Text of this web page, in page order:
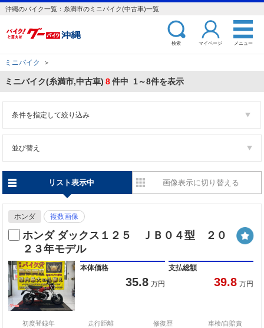
沖縄のバイク一覧：糸満市のミニバイク(中古車)一覧
検索 マイページ メニュー
ミニバイク ＞
ミニバイク(糸満市,中古車) 8件中 1～8件を表示
条件を指定して絞り込み
並び替え
リスト表示中 画像表示に切り替える
ホンダ 複数画像
ホンダ ダックス１２５ ＪＢ０４型 ２０
２３年モデル
本体価格
35.8 万円
支払総額
39.8 万円
初度登録年
走行距離
修復歴
車検/自賠責